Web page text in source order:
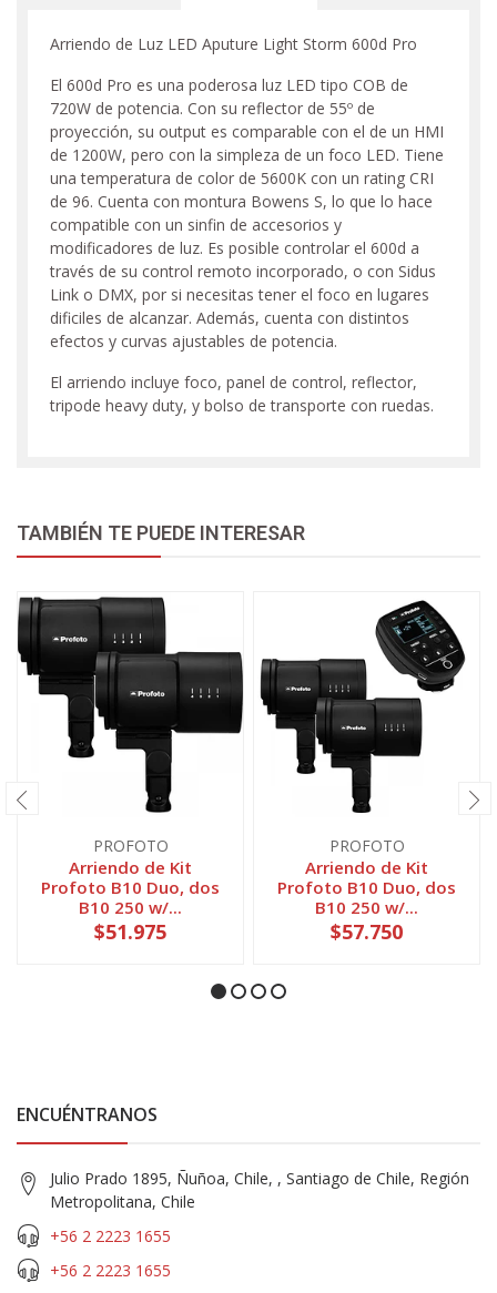
Arriendo de Luz LED Aputure Light Storm 600d Pro
El 600d Pro es una poderosa luz LED tipo COB de
720W de potencia. Con su reflector de 55º de
proyección, su output es comparable con el de un HMI
de 1200W, pero con la simpleza de un foco LED. Tiene
una temperatura de color de 5600K con un rating CRI
de 96. Cuenta con montura Bowens S, lo que lo hace
compatible con un sinfin de accesorios y
modificadores de luz. Es posible controlar el 600d a
través de su control remoto incorporado, o con Sidus
Link o DMX, por si necesitas tener el foco en lugares
dificiles de alcanzar. Además, cuenta con distintos
efectos y curvas ajustables de potencia.
El arriendo incluye foco, panel de control, reflector,
tripode heavy duty, y bolso de transporte con ruedas.
TAMBIÉN TE PUEDE INTERESAR
PROFOTO
Arriendo de Kit
Profoto B10 Duo, dos
B10 250 w/...
$51.975
PROFOTO
Arriendo de Kit
Profoto B10 Duo, dos
B10 250 w/...
$57.750
ENCUÉNTRANOS
Julio Prado 1895, Ñuñoa, Chile, , Santiago de Chile, Región
Metropolitana, Chile
+56 2 2223 1655
+56 2 2223 1655